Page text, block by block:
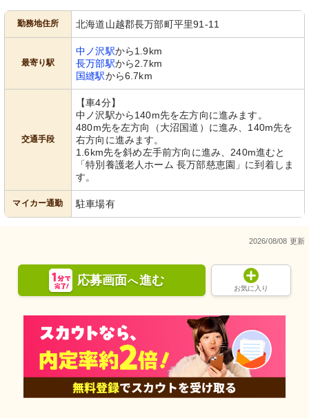
勤務地住所 北海道山越郡長万部町平里91-11
最寄り駅
中ノ沢駅から1.9km
長万部駅から2.7km
国縫駅から6.7km
交通手段
【車4分】
中ノ沢駅から140m先を左方向に進みます。
480m先を左方向（大沼国道）に進み、140m先を
右方向に進みます。
1.6km先を斜め左手前方向に進み、240m進むと
「特別養護老人ホーム 長万部慈恵園」に到着しま
す。
マイカー通勤 駐車場有
2026/08/08 更新
応募画面へ進む
お気に入り